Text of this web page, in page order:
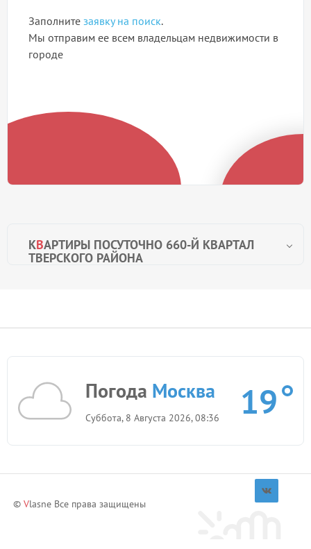
КВАРТИРЫ ПОСУТОЧНО 660-Й КВАРТАЛ
ТВЕРСКОГО РАЙОНА
Заполните заявку на поиск.
Мы отправим ее всем владельцам недвижимости в
городе
Погода Москва
Суббота, 8 Августа 2026, 08:36 19
© Vlasne Все права защищены